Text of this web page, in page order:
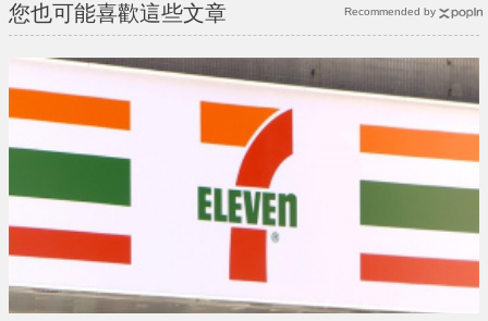
您也可能喜歡這些文章 Recommended by